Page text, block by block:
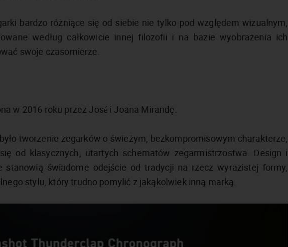
bardzo różniące się od siebie nie tylko pod względem wizualnym,
według całkowicie innej filozofii i na bazie wyobrażenia ich
swoje czasomierze.
w 2016 roku przez José i Joana Mirandę.
tworzenie zegarków o świeżym, bezkompromisowym charakterze,
od klasycznych, utartych schematów zegarmistrzostwa. Design i
stanowią świadome odejście od tradycji na rzecz wyrazistej formy,
stylu, który trudno pomylić z jakąkolwiek inną marką.